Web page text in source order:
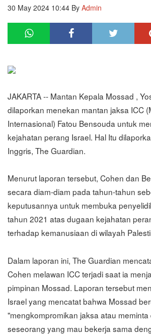
30 May 2024 10:44 By Admin
JAKARTA -- Mantan Kepala Mossad ,
dilaporkan menekan mantan jaksa ICC
Internasional) Fatou Bensouda untuk
kejahatan perang Israel. Hal Itu
Inggris, The Guardian.
Menurut laporan tersebut, Cohen dan
secara diam-diam pada tahun-tahun
keputusannya untuk membuka
tahun 2021 atas dugaan kejahatan
terhadap kemanusiaan di wilayah
Dalam laporan ini, The Guardian
Cohen melawan ICC terjadi saat ia
pimpinan Mossad. Laporan tersebut
Israel yang mencatat bahwa Mossad
"mengkompromikan jaksa atau
seseorang yang mau bekerja sama